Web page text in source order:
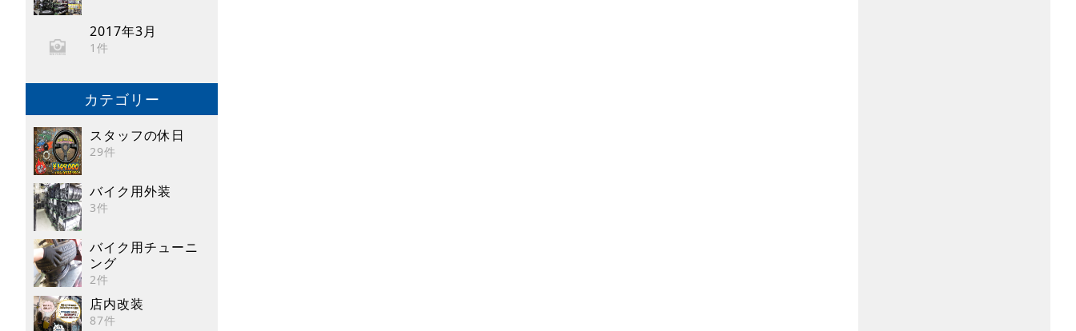
2017年3月
1件
カテゴリー
スタッフの休日
29件
バイク用外装
3件
バイク用チューニ
ング
2件
店内改装
87件